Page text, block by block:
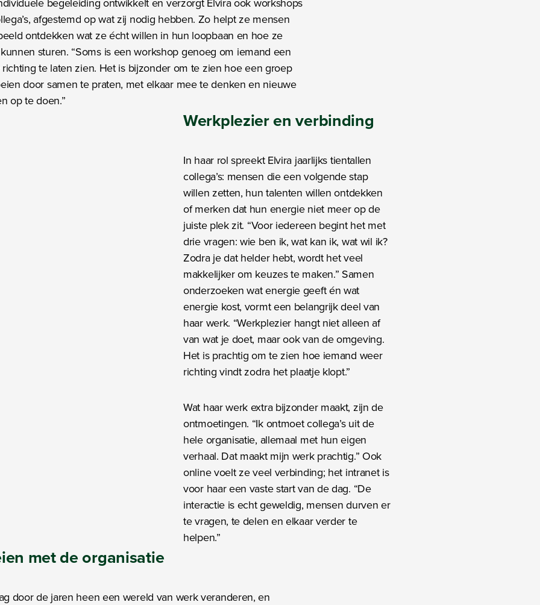
afgestemd op wat zij nodig hebben. Zo helpt ze mensen
ontdekken wat ze écht willen in hun loopbaan en hoe ze
sturen. “Soms is een workshop genoeg om iemand een
te laten zien. Het is bijzonder om te zien hoe een groep
door samen te praten, met elkaar mee te denken en nieuwe
op te doen.”
Werkplezier en verbinding
In haar rol spreekt Elvira jaarlijks tientallen
collega’s: mensen die een volgende stap
willen zetten, hun talenten willen ontdekken
of merken dat hun energie niet meer op de
juiste plek zit. “Voor iedereen begint het met
drie vragen: wie ben ik, wat kan ik, wat wil ik?
Zodra je dat helder hebt, wordt het veel
makkelijker om keuzes te maken.” Samen
onderzoeken wat energie geeft én wat
energie kost, vormt een belangrijk deel van
haar werk. “Werkplezier hangt niet alleen af
van wat je doet, maar ook van de omgeving.
Het is prachtig om te zien hoe iemand weer
richting vindt zodra het plaatje klopt.”
Wat haar werk extra bijzonder maakt, zijn de
ontmoetingen. “Ik ontmoet collega’s uit de
hele organisatie, allemaal met hun eigen
verhaal. Dat maakt mijn werk prachtig.” Ook
online voelt ze veel verbinding; het intranet is
voor haar een vaste start van de dag. “De
interactie is echt geweldig, mensen durven er
te vragen, te delen en elkaar verder te
helpen.”
met de organisatie
door de jaren heen een wereld van werk veranderen, en